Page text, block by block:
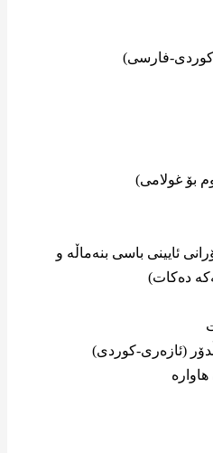
(کوردی-فارسی)
بۆ غولامی)
ئایینی باسی بنەماڵە و
دەکات)
(ئازەری-کوردی)